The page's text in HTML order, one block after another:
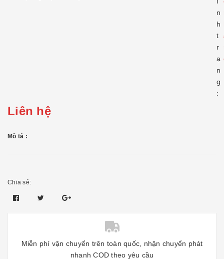
n
h
t
r
ạ
n
g
:
Liên hệ
Mô tả :
Chia sẻ:
Miễn phí vận chuyển trên toàn quốc, nhận chuyển phát
nhanh COD theo yêu cầu